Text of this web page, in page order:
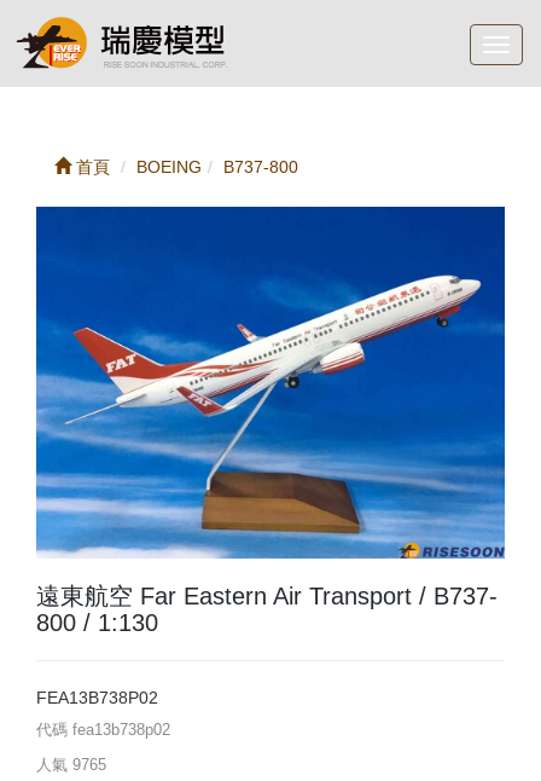
首頁 BOEING B737-800
遠東航空 Far Eastern Air Transport / B737-
800 / 1:130
FEA13B738P02
代碼 fea13b738p02
人氣 9765